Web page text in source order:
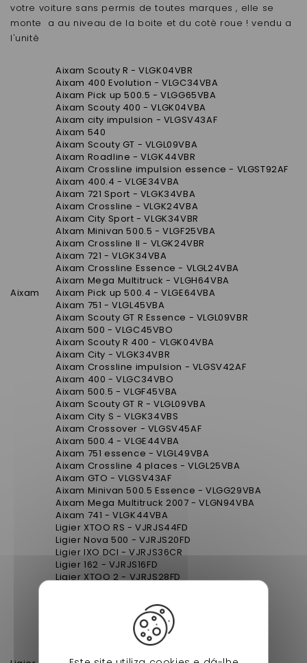
votre voiture sans permis de toutes marques , elle se
monte a au niveau de la boite et du cotè roue ! vendu a
l'unitè
Aixam
Aixam Scouty R - VLGK04VBR
Aixam 400 Evolution - VLGC34VBA
Aixam Pick up 500.5 - VLGG65VBA
Aixam Scouty 400 - VLGK04VBA
Aixam city impulsion - VLGSV43AF
Aixam 540
Aixam Scouty GT - VLGL09VBA
Aixam Roadline - VLGK44VBR
Aixam Crossline impulsion essence - VLGST92AF
Aixam 400.4 - VLGE34VBA
Aixam 721 Sport - VLGK34VBA
Aixam Crossline - VLGK24VBA
Aixam City Sport - VLGK34VBR
AIxam Minivan 500.5 - VLGF25VBA
Aixam Crossline II - VLGK24VBR
Aixam 721 - VLGK34VBA
Aixam Crossline Essence - VLGL24VBA
Aixam Mega Multitruck - VLGH64VBA
Aixam Pick up 500.4 - VLGE64VBA
Aixam 751 - VLGL45VBA
Aixam Scouty GT R Essence - VLGL09VBR
Aixam 500 - VLGC45VBO
Aixam Scouty R 400 - VLGK04VBA
Aixam City - VLGK34VBR
Aixam Crossline impulsion - VLGSV42AF
Aixam 400 - VLGC34VBO
Aixam 500.5 - VLGF45VBA
Aixam Scouty GT R - VLGL09VBA
Aixam City S - VLGK34VBS
Aixam Crossover - VLGSV45AF
Aixam 500.4 - VLGE44VBA
Aixam 751 essence - VLGL49VBA
Aixam Crossline 4 places - VLGL25VBA
Aixam GTO - VLGSV43AF
Aixam Minivan 500.5 Essence - VLGG29VBA
Aixam Mega Multitruck 2007 - VLGN94VBA
Aixam 741 - VLGK44VBA
Ligier XTOO RS - VJRJS44FD
Ligier Nova 500 - VJRJS20FD
Ligier IXO DCI - VJRJS36CR
Ligier 162 - VJRJS16FD
Ligier XTOO 2 - VJRJS28FD
Ligier XTOO R DCI - VJRJS34CR
Ligier XTOO R - VJRJS34FD
Ligier Dué - VJRJS42FDD
Ligier Optimax DCI - VJRJS40CR